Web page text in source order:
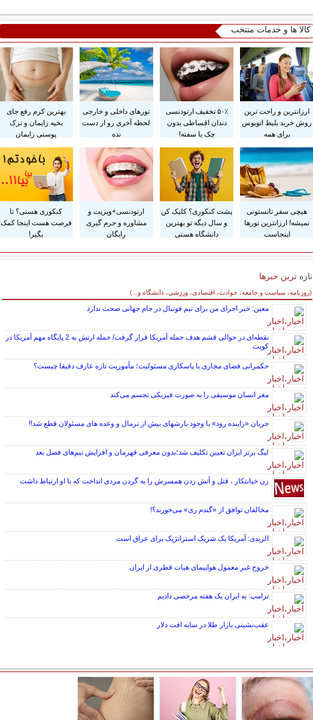
کالا ها و خدمات منتخب
ارزانترین و راحت ترین
روش خرید بلیط اتوبوس
برای همه
۵۰٪ تخفیف ارتودنسی
دندان اقساطی بدون
چک یا سفته!
تورهای داخلی و خارجی
لحظه آخری رو از دست
نده
بهترین کرم رفع جای
بخیه زایمان و ترک
پوستی زایمان
هیچی سفر تابستونی
نمیشه! ارزانترین تورها
اینجاست
پشت کنکوری؟ کلیک کن
و سال دیگه تو بهترین
دانشگاه هستی
ارتودنسی+ویزیت و
مشاوره و جرم گیری
رایگان
کنکوری هستی؟ تا
فرصت هست اینجا کمک
بگیر!
تازه ترین خبرها
(روزنامه، سیاست و جامعه، حوادث، اقتصادی، ورزشی، دانشگاه و...)
سایر خبرهای داغ
معین: خبر اجرای من برای تیم فوتبال در جام جهانی صحت ندارد
نقطه‌ای در حوالی قشم هدف حمله آمریکا قرار گرفت/ حمله ارتش به 2 پایگاه مهم آمریکا در
کویت
حکمرانی فضای مجازی یا پاسکاری مسئولیت؛ مأموریت تازه عارف دقیقا چیست؟
مغز انسان موسیقی را به صورت فیزیکی تجسم می‌کند
جریان «زاینده رود» با وجود بارشهای بیش از نرمال و وعده های مسئولان قطع شد!!
لیگ برتر ایران تعیین تکلیف شد؛بدون معرفی قهرمان و افزایش تیم‌های فصل بعد
زن خیانتکار ، قتل و آتش زدن همسرش را به گردن مردی انداخت که با او ارتباط داشت
مخالفان توافق از «گندم ری» می‌خورند؟!
الزیدی: آمریکا یک شریک استراتژیک برای عراق است
خروج غیر معمول هواپیمای هیات قطری از ایران
ترامپ: به ایران یک هفته مرخصی دادیم
عقب‌نشینی بازار طلا در سایه افت دلار